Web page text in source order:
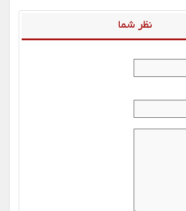
نظر شما